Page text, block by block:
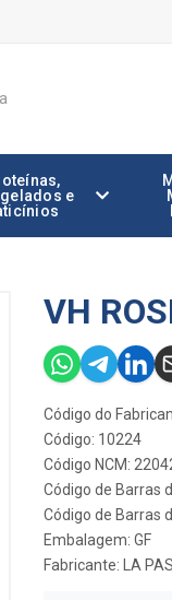
e
VH
Código do
Código: 10224
Código NCM:
Código de Barras
Código de Barras
Embalagem: GF
Fabricante:
LA